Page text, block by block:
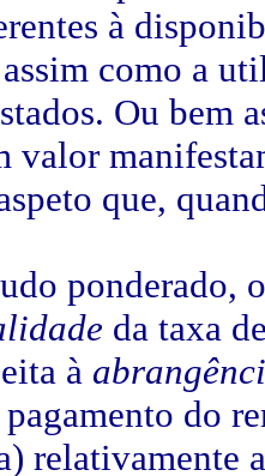
à
como a
Ou bem
valor
que,
ponderado,
da taxa
à
do
relativamente